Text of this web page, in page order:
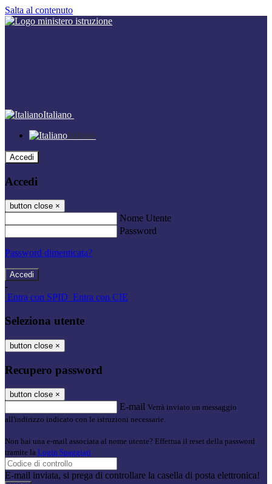
Salta al contenuto
Italiano
Italiano
Accedi
Accedi
button close ×
Nome Utente
Password
Password dimenticata?
-
Entra con SPID Entra con CIE
Seleziona utente
button close ×
Recupero password
button close ×
E-mail Verrà inviato un messaggio
all'indirizzo indicato con le istruzioni necessarie.
Non hai una e-mail associata al nome utente? Effettua il reset della password
tramite la Login Spaggiari
E-mail inviata, si prega di controllare la casella di posta elettronica!